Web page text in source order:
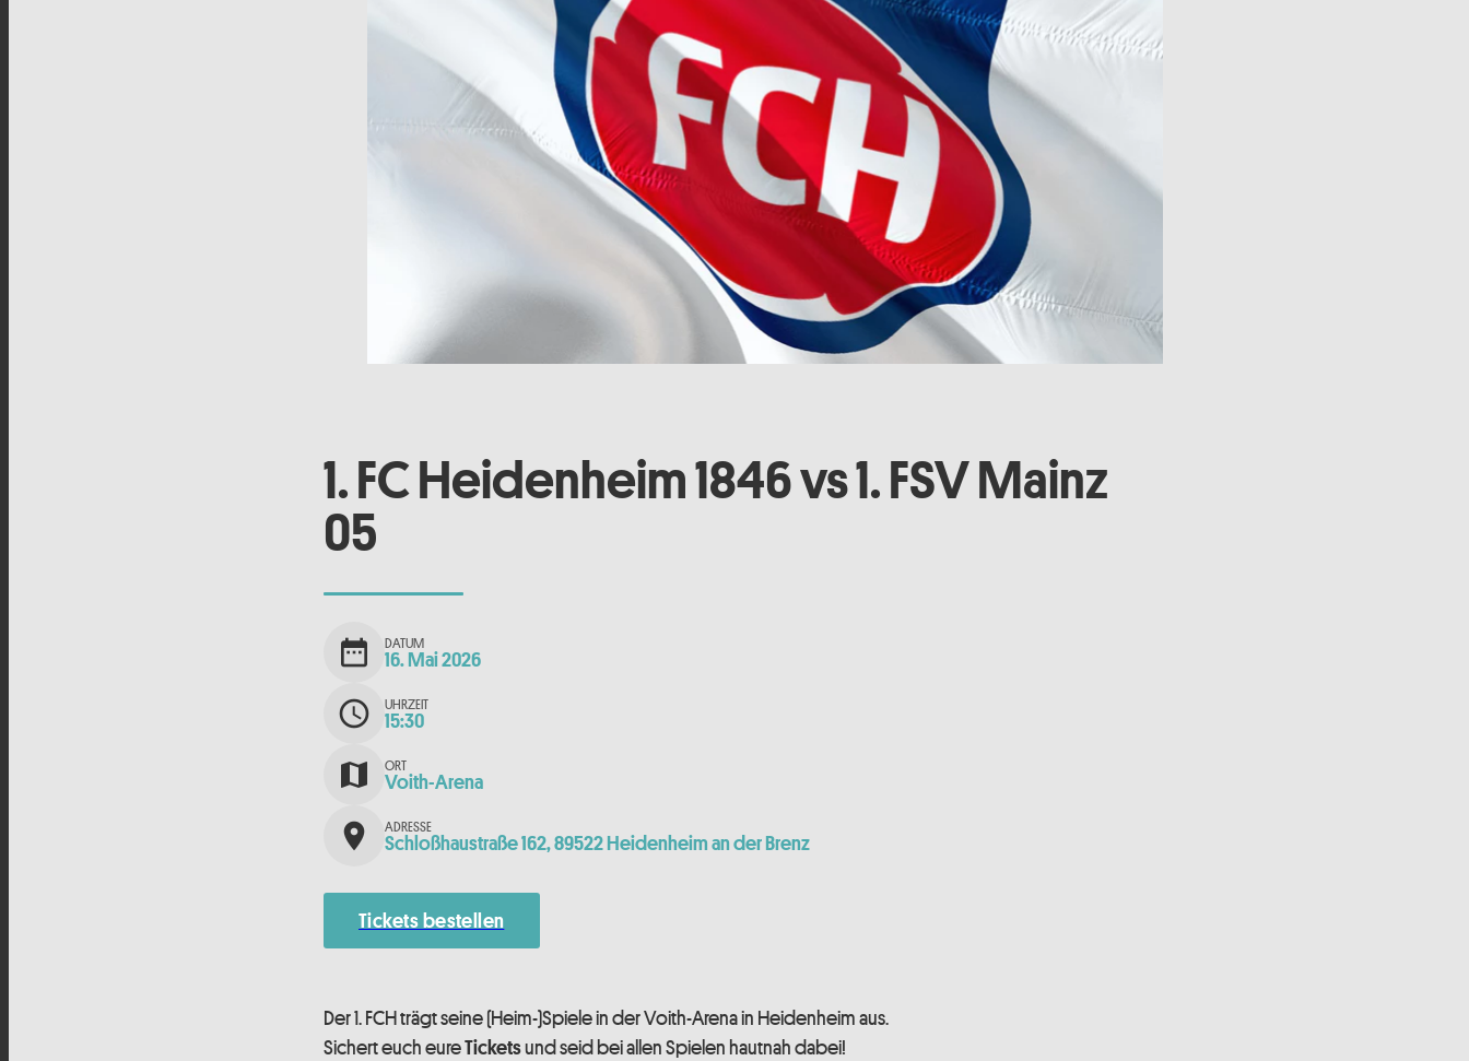
1. FC Heidenheim 1846 vs 1. FSV Mainz
05
date_range DATUM
16. Mai 2026
schedule UHRZEIT
15:30
map ORT
Voith-Arena
place ADRESSE
Schloßhaustraße 162, 89522 Heidenheim an der Brenz
Tickets bestellen
Der 1. FCH trägt seine (Heim-)Spiele in der Voith-Arena in Heidenheim aus.
Sichert euch eureTicketsund seid bei allen Spielen hautnah dabei!